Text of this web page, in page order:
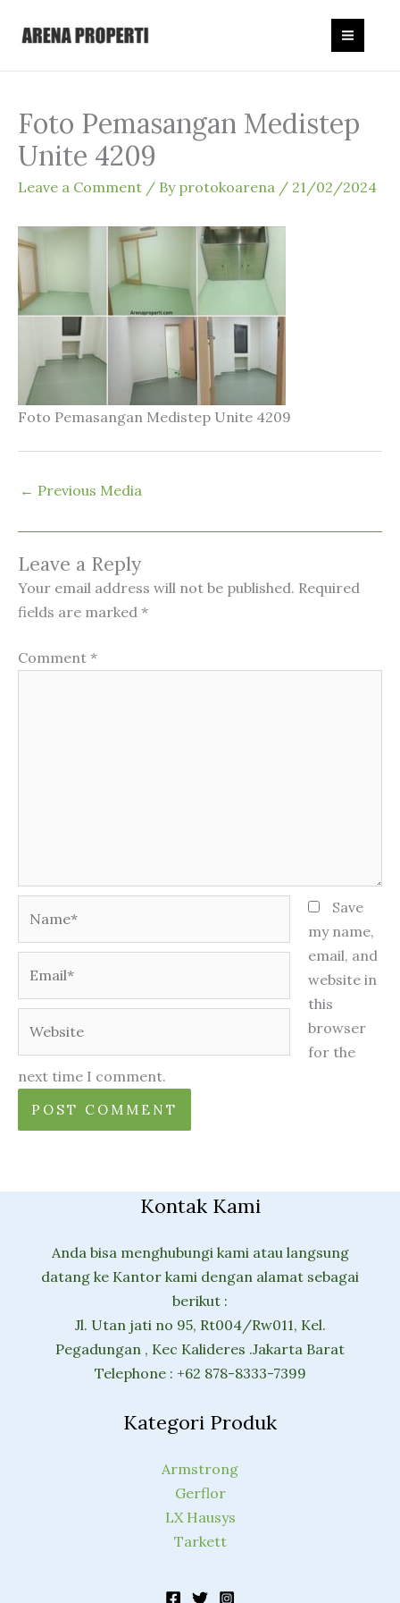
Foto Pemasangan Medistep
Unite 4209
Leave a Comment / By protokoarena / 21/02/2024
Foto Pemasangan Medistep Unite 4209
← Previous Media
Leave a Reply
Your email address will not be published. Required
fields are marked *
Comment *
Save
my name,
email, and
website in
this
browser
for the
next time I comment.
Kontak Kami
Anda bisa menghubungi kami atau langsung
datang ke Kantor kami dengan alamat sebagai
berikut :
Jl. Utan jati no 95, Rt004/Rw011, Kel.
Pegadungan , Kec Kalideres .Jakarta Barat
Telephone : +62 878-8333-7399
Kategori Produk
Armstrong
Gerflor
LX Hausys
Tarkett